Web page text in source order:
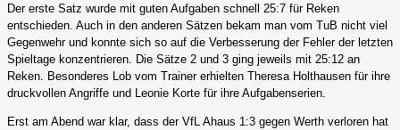
Der erste Satz wurde mit guten Aufgaben schnell 25:7 für Reken
entschieden. Auch in den anderen Sätzen bekam man vom TuB nicht viel
Gegenwehr und konnte sich so auf die Verbesserung der Fehler der letzten
Spieltage konzentrieren. Die Sätze 2 und 3 ging jeweils mit 25:12 an
Reken. Besonderes Lob vom Trainer erhielten Theresa Holthausen für ihre
druckvollen Angriffe und Leonie Korte für ihre Aufgabenserien.
Erst am Abend war klar, dass der VfL Ahaus 1:3 gegen Werth verloren hat